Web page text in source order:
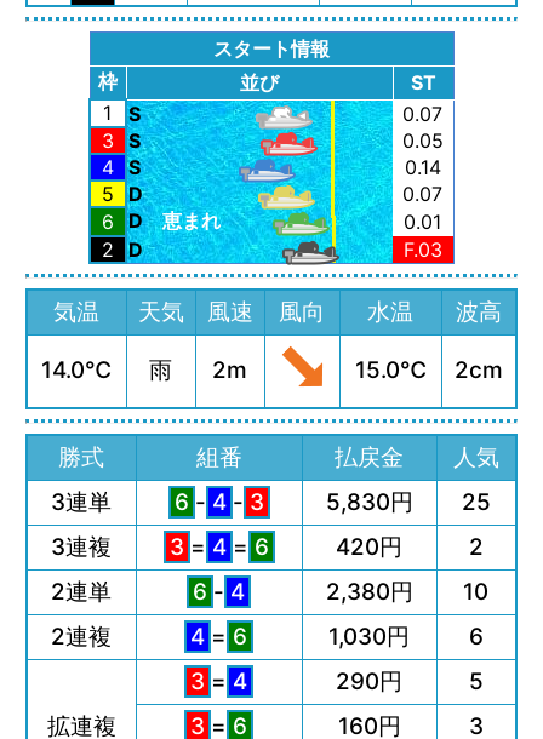
スタート情報
枠
並び
ST
1
S
0.07
3
S
0.05
4 S
0.14
5
D
0.07
6
D 恵まれ
0.01
2
D F.03
気温 天気 風速 風向 水温 波高
14.0℃ 雨 2m 15.0℃ 2cm
勝式 組番 払戻金
人気
3連単
6 - 4 - 3 5,830円
25
3連複
3 = 4 = 6 420円
2
2連単
6 - 4 2,380円
10
2連複
4 = 6 1,030円 6
拡連複
3 = 4 290円
5
3 = 6 160円 3